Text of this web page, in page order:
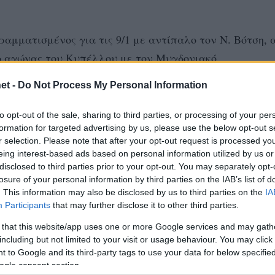
- Do Not Process My Personal Information
opt-out of the sale, sharing to third parties, or processing of your
for targeted advertising by us, please use the below opt-out
selection. Please note that after your opt-out request is processed
interest-based ads based on personal information utilized by us
to third parties prior to your opt-out. You may separately
of your personal information by third parties on the IAB’s list of
This information may also be disclosed by us to third parties on the
Participants that may further disclose it to other third parties.
that this website/app uses one or more Google services and may
but not limited to your visit or usage behaviour. You may
to Google and its third-party tags to use your data for below
consent section.
για τις 9/1 με αντίπαλο τον Ν. Βότση,
αγώνας του Κυπέλλου με τον Μυγδονιακό.
Δημητρέλλου, Σταύρου Ζερβοπούλου, Αθ.
Γκλατζούνη, Σιωρέντα.
Κομνίνο, Κ. Μπολέτου, Γκοβεδάρου, Καλαντάτζε,
Καραμούτσα, Ντολοπούλου,